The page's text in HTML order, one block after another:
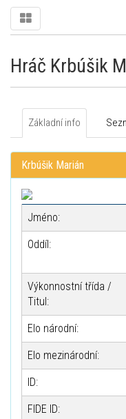
Hráč Krbúšik
Základní info
Krbúšik Marián
Jméno:
Oddíl:
Výkonnostní třída /
Titul:
Elo národní:
Elo mezinárodní:
ID:
FIDE ID: